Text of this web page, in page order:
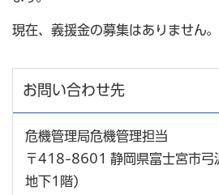
現在、義援金の募集はありません。
お問い合わせ先
危機管理局危機管理担当
〒418-8601 静岡県富士宮市弓
地下1階)